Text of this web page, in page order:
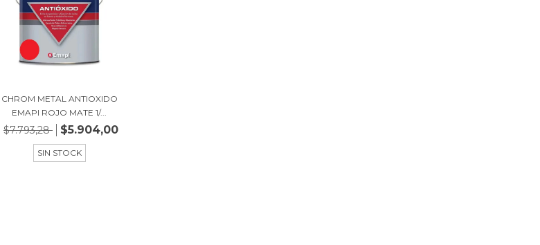
CHROM METAL ANTIOXIDO
EMAPI ROJO MATE 1/...
$7.793,28 $5.904,00
SIN STOCK